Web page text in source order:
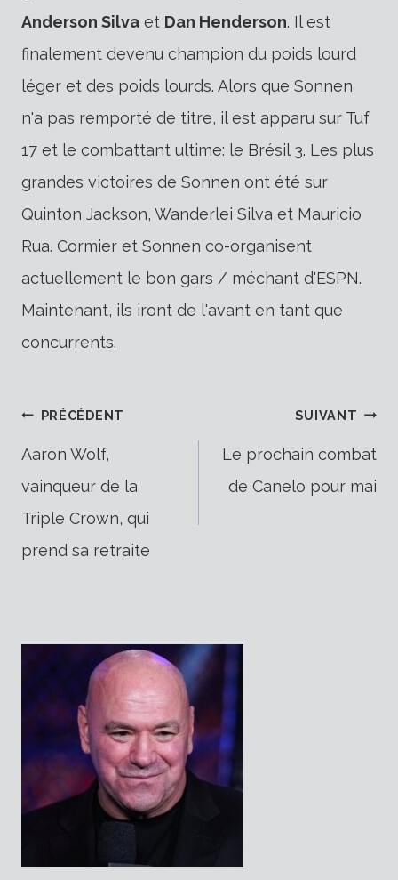
Anderson Silva et Dan Henderson. Il est
finalement devenu champion du poids lourd
léger et des poids lourds. Alors que Sonnen
n'a pas remporté de titre, il est apparu sur Tuf
17 et le combattant ultime: le Brésil 3. Les plus
grandes victoires de Sonnen ont été sur
Quinton Jackson, Wanderlei Silva et Mauricio
Rua. Cormier et Sonnen co-organisent
actuellement le bon gars / méchant d'ESPN.
Maintenant, ils iront de l'avant en tant que
concurrents.
Navigation
de
PRÉCÉDENT
Aaron Wolf,
vainqueur de la
Triple Crown, qui
prend sa retraite
SUIVANT
Le prochain combat
de Canelo pour mai